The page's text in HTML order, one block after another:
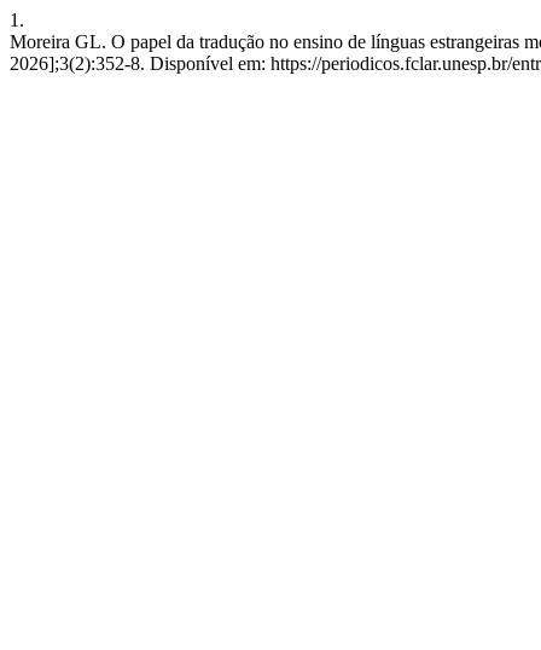
1.
Moreira GL. O papel da tradução no ensino de línguas estrangeiras
2026];3(2):352-8. Disponível em: https://periodicos.fclar.unesp.br/